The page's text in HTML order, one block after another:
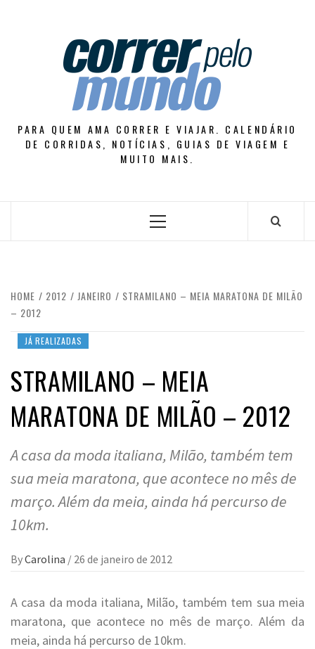
PARA QUEM AMA CORRER E VIAJAR. CALENDÁRIO
DE CORRIDAS, NOTÍCIAS, GUIAS DE VIAGEM E
MUITO MAIS.
Primary
HOME 2012 JANEIRO
STRAMILANO – MEIA MARATONA DE MILÃO
– 2012
JÁ REALIZADAS
STRAMILANO – MEIA
MARATONA DE MILÃO – 2012
A casa da moda italiana, Milão, também tem
sua meia maratona, que acontece no mês de
março. Além da meia, ainda há percurso de
10km.
ByCarolina / 26 de janeiro de 2012
A casa da moda italiana, Milão, também tem sua meia
maratona, que acontece no mês de março. Além da
meia, ainda há percurso de 10km.